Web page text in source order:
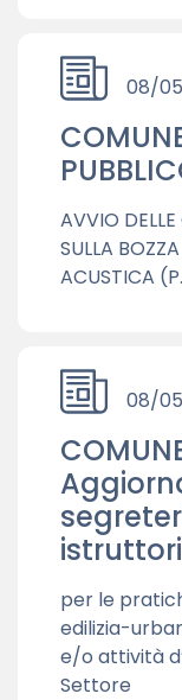
08/
AVVIO
SULLA
ACUSTICA
08/
per le
edilizia-
e/o attività
Settore